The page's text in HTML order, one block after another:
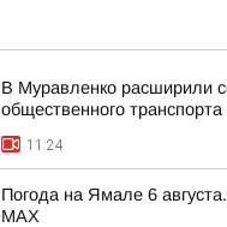
В Муравленко расширили
общественного транспорта
11:24
Погода на Ямале 6
MAX